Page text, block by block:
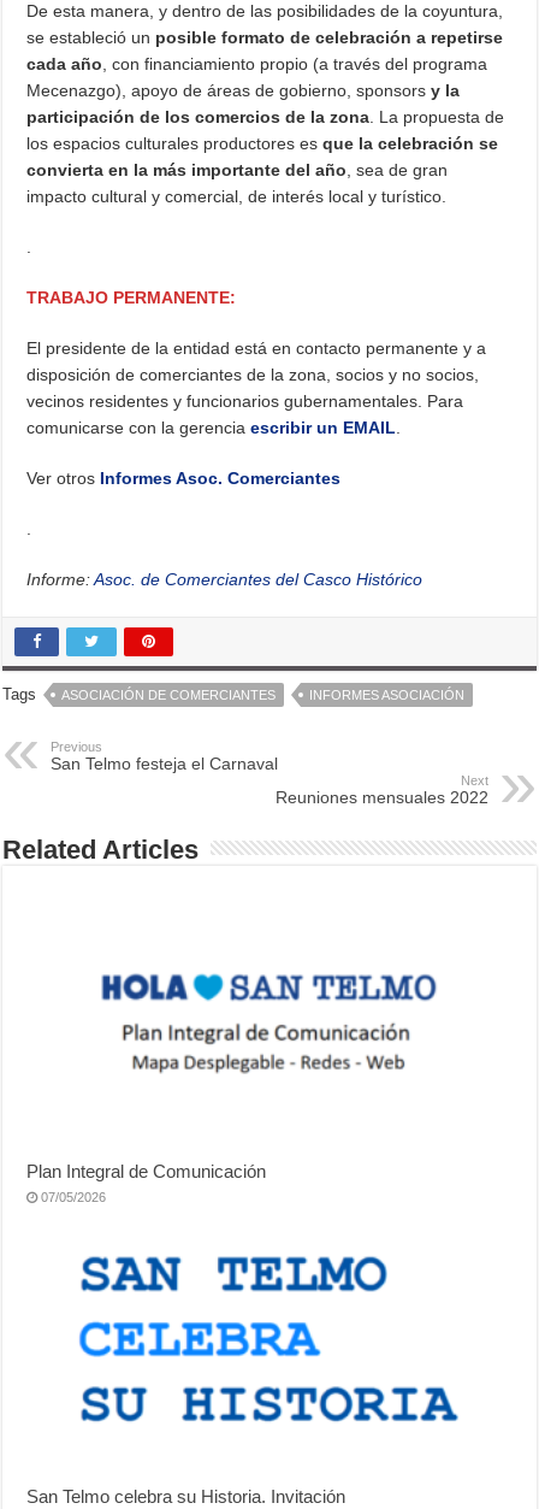
De esta manera, y dentro de las posibilidades de la coyuntura,
se estableció un posible formato de celebración a repetirse
cada año , con financiamiento propio (a través del programa
Mecenazgo), apoyo de áreas de gobierno, sponsorsy la
participación de los comercios de la zona . La propuesta de
los espacios culturales productores esque la celebración se
convierta en la más importante del año , sea de gran
impacto cultural y comercial, de interés local y turístico.
TRABAJO PERMANENTE:
El presidente de la entidad está en contacto permanente y a
disposición de comerciantes de la zona, socios y no socios,
vecinos residentes y funcionarios gubernamentales. Para
comunicarse con la gerenciaescribir un EMAIL
Ver otros Informes Asoc. Comerciantes
Informe:Asoc. de Comerciantes del Casco Histórico
Tags ASOCIACIÓN DE COMERCIANTES INFORMES ASOCIACIÓN
Previous
San Telmo festeja el Carnaval
Next
Reuniones mensuales 2022
Related Articles
Plan Integral de Comunicación
07/05/2026
San Telmo celebra su Historia. Invitación